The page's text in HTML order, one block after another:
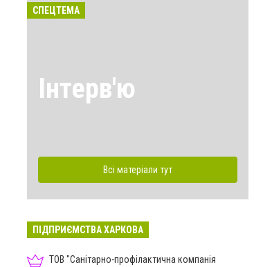
СПЕЦТЕМА
Інтерв'ю
Всі матеріали тут
ПІДПРИЄМСТВА ХАРКОВА
ТОВ "Санітарно-профілактична компанія